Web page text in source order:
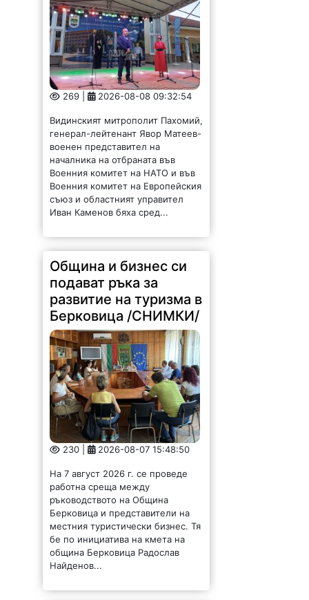
269 | 2026-08-08 09:32:54
Видинският митрополит Пахомий,
генерал-лейтенант Явор Матеев-
военен представител на
началника на отбраната във
Военния комитет на НАТО и във
Военния комитет на Европейския
съюз и областният управител
Иван Каменов бяха сред...
Община и бизнес си
подават ръка за
развитие на туризма в
Берковица /СНИМКИ/
230 | 2026-08-07 15:48:50
На 7 август 2026 г. се проведе
работна среща между
ръководството на Община
Берковица и представители на
местния туристически бизнес. Тя
бе по инициатива на кмета на
община Берковица Радослав
Найденов...